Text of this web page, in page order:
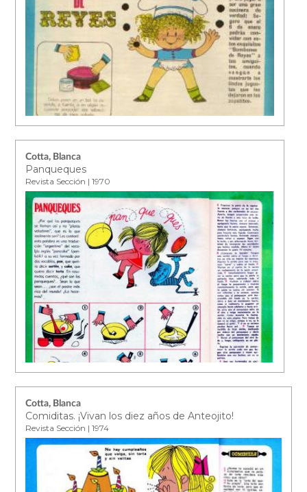
Cotta, Blanca
Panqueques
Revista Sección | 1970
Cotta, Blanca
Comiditas. ¡Vivan los diez años de Anteojito!
Revista Sección | 1974